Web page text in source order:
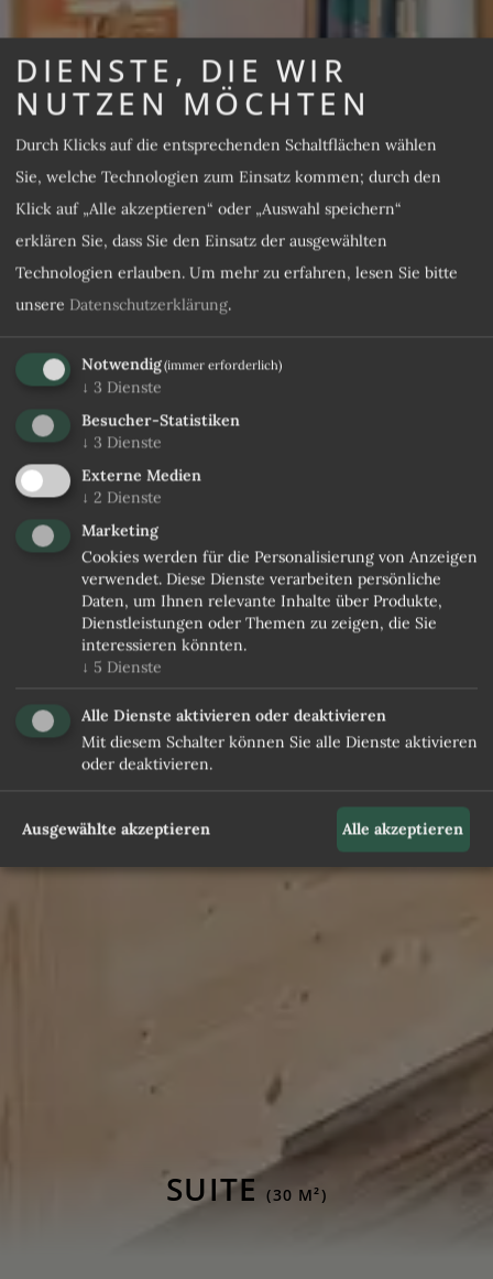
SUITE(30 M²)
DIENSTE, DIE WIR
NUTZEN MÖCHTEN
Durch Klicks auf die entsprechenden Schaltflächen wählen
Sie, welche Technologien zum Einsatz kommen; durch den
Klick auf „Alle akzeptieren“ oder „Auswahl speichern“
erklären Sie, dass Sie den Einsatz der ausgewählten
Technologien erlauben. Um mehr zu erfahren, lesen Sie bitte
unsere Datenschutzerklärung.
Notwendig(immer erforderlich)
↓ 3 Dienste
Besucher-Statistiken
↓ 3 Dienste
Externe Medien
↓ 2 Dienste
Marketing
Cookies werden für die Personalisierung von Anzeigen
verwendet. Diese Dienste verarbeiten persönliche
Daten, um Ihnen relevante Inhalte über Produkte,
Dienstleistungen oder Themen zu zeigen, die Sie
interessieren könnten.
↓ 5 Dienste
Alle Dienste aktivieren oder deaktivieren
Mit diesem Schalter können Sie alle Dienste aktivieren
oder deaktivieren.
Ausgewählte akzeptieren Alle akzeptieren